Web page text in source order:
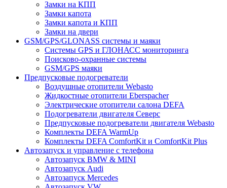
Замки на КПП
Замки капота
Замки капота и КПП
Замки на двери
GSM/GPS/GLONASS системы и маяки
Системы GPS и ГЛОНАСС мониторинга
Поисково-охранные системы
GSM/GPS маяки
Предпусковые подогреватели
Воздушные отопители Webasto
Жидкостные отопители Eberspacher
Электрические отопители салона DEFA
Подогреватели двигателя Северс
Предпусковые подогреватели двигателя Webasto
Комплекты DEFA WarmUp
Комплекты DEFA ComfortKit и ComfortKit Plus
Автозапуск и управление с телефона
Автозапуск BMW & MINI
Автозапуск Audi
Автозапуск Mercedes